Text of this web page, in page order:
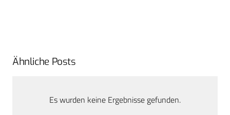
Ähnliche Posts
Es wurden keine Ergebnisse gefunden.